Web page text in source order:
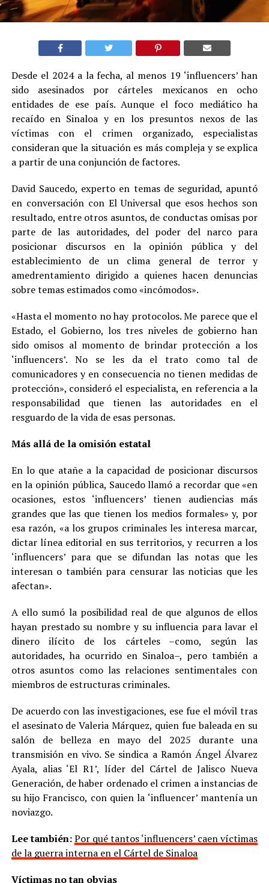
Desde el 2024 a la fecha, al menos 19 ‘influencers’ han
sido asesinados por cárteles mexicanos en ocho
entidades de ese país. Aunque el foco mediático ha
recaído en Sinaloa y en los presuntos nexos de las
víctimas con el crimen organizado, especialistas
consideran que la situación es más compleja y se explica
a partir de una conjunción de factores.
David Saucedo, experto en temas de seguridad, apuntó
en conversación con El Universal que esos hechos son
resultado, entre otros asuntos, de conductas omisas por
parte de las autoridades, del poder del narco para
posicionar discursos en la opinión pública y del
establecimiento de un clima general de terror y
amedrentamiento dirigido a quienes hacen denuncias
sobre temas estimados como «incómodos».
«Hasta el momento no hay protocolos. Me parece que el
Estado, el Gobierno, los tres niveles de gobierno han
sido omisos al momento de brindar protección a los
‘influencers’. No se les da el trato como tal de
comunicadores y en consecuencia no tienen medidas de
protección», consideró el especialista, en referencia a la
responsabilidad que tienen las autoridades en el
resguardo de la vida de esas personas.
Más allá de la omisión estatal
En lo que atañe a la capacidad de posicionar discursos
en la opinión pública, Saucedo llamó a recordar que «en
ocasiones, estos ‘influencers’ tienen audiencias más
grandes que las que tienen los medios formales» y, por
esa razón, «a los grupos criminales les interesa marcar,
dictar línea editorial en sus territorios, y recurren a los
‘influencers’ para que se difundan las notas que les
interesan o también para censurar las noticias que les
afectan».
A ello sumó la posibilidad real de que algunos de ellos
hayan prestado su nombre y su influencia para lavar el
dinero ilícito de los cárteles –como, según las
autoridades, ha ocurrido en Sinaloa–, pero también a
otros asuntos como las relaciones sentimentales con
miembros de estructuras criminales.
De acuerdo con las investigaciones, ese fue el móvil tras
el asesinato de Valeria Márquez, quien fue baleada en su
salón de belleza en mayo del 2025 durante una
transmisión en vivo. Se sindica a Ramón Ángel Álvarez
Ayala, alias ‘El R1’, líder del Cártel de Jalisco Nueva
Generación, de haber ordenado el crimen a instancias de
su hijo Francisco, con quien la ‘influencer’ mantenía un
noviazgo.
Lee también:Por qué tantos ‘influencers’ caen víctimas
de la guerra interna en el Cártel de Sinaloa
Víctimas no tan obvias